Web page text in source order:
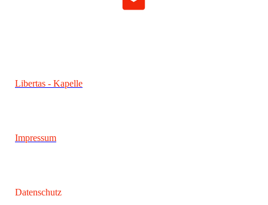
Libertas - Kapelle
Impressum
Datenschutz